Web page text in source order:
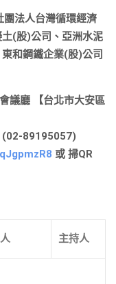
團法人台灣循環經濟
(股)公司、亞洲水泥
和鋼鐵企業(股)公司
議廳 【台北市大安區
(02-89195057)
或 掃QR
主持人